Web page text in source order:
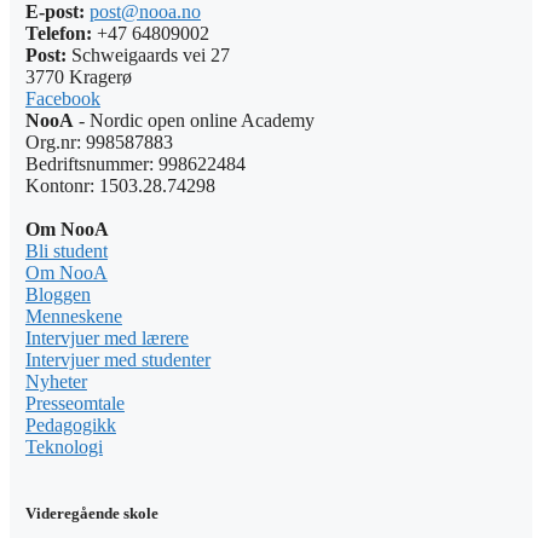
E-post: post@nooa.no
Telefon: +47 64809002
Post: Schweigaards vei 27
3770 Kragerø
Facebook
NooA - Nordic open online Academy
Org.nr: 998587883
Bedriftsnummer: 998622484
Kontonr: 1503.28.74298
Om NooA
Bli student
Om NooA
Bloggen
Menneskene
Intervjuer med lærere
Intervjuer med studenter
Nyheter
Presseomtale
Pedagogikk
Teknologi
Videregående skole